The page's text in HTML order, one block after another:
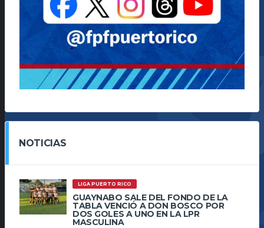
NOTICIAS
LIGA PUERTO RICO
GUAYNABO SALE DEL FONDO DE LA
TABLA VENCIÓ A DON BOSCO POR
DOS GOLES A UNO EN LA LPR
MASCULINA